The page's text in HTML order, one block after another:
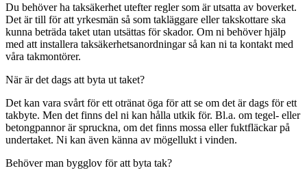
Du behöver ha taksäkerhet utefter regler som är utsatta av boverket.
Det är till för att yrkesmän så som takläggare eller takskottare ska
kunna beträda taket utan utsättas för skador. Om ni behöver hjälp
med att installera taksäkerhetsanordningar så kan ni ta kontakt med
våra takmontörer.
När är det dags att byta ut taket?
Det kan vara svårt för ett otränat öga för att se om det är dags för ett
takbyte. Men det finns del ni kan hålla utkik för. Bl.a. om tegel- eller
betongpannor är spruckna, om det finns mossa eller fuktfläckar på
undertaket. Ni kan även känna av mögellukt i vinden.
Behöver man bygglov för att byta tak?